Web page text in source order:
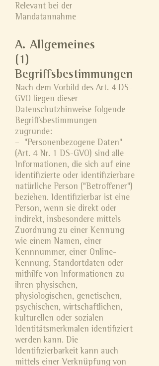
Relevant bei der
Mandatannahme
A. Allgemeines
(1)
Begriffsbestimmungen
Nach dem Vorbild des Art. 4 DS-
GVO liegen dieser
Datenschutzhinweise folgende
Begriffsbestimmungen
zugrunde:
– "Personenbezogene Daten"
(Art. 4 Nr. 1 DS-GVO) sind alle
Informationen, die sich auf eine
identifizierte oder identifizierbare
natürliche Person ("Betroffener")
beziehen. Identifizierbar ist eine
Person, wenn sie direkt oder
indirekt, insbesondere mittels
Zuordnung zu einer Kennung
wie einem Namen, einer
Kennnummer, einer Online-
Kennung, Standortdaten oder
mithilfe von Informationen zu
ihren physischen,
physiologischen, genetischen,
psychischen, wirtschaftlichen,
kulturellen oder sozialen
Identitätsmerkmalen identifiziert
werden kann. Die
Identifizierbarkeit kann auch
mittels einer Verknüpfung von